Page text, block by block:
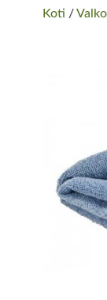
Koti /